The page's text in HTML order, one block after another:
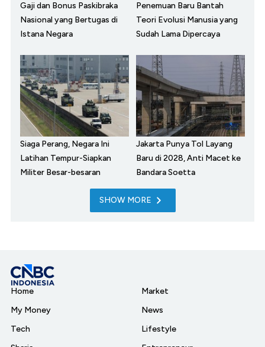
Gaji dan Bonus Paskibraka
Nasional yang Bertugas di
Istana Negara
Penemuan Baru Bantah
Teori Evolusi Manusia yang
Sudah Lama Dipercaya
Siaga Perang, Negara Ini
Latihan Tempur-Siapkan
Militer Besar-besaran
Jakarta Punya Tol Layang
Baru di 2028, Anti Macet ke
Bandara Soetta
SHOW MORE
Home
My Money
Tech
Market
News
Lifestyle